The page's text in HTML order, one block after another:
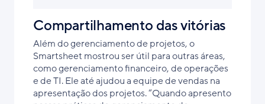
Compartilhamento das vitórias
Além do gerenciamento de projetos, o
Smartsheet mostrou ser útil para outras áreas,
como gerenciamento financeiro, de operações
e de TI. Ele até ajudou a equipe de vendas na
apresentação dos projetos. “Quando apresento